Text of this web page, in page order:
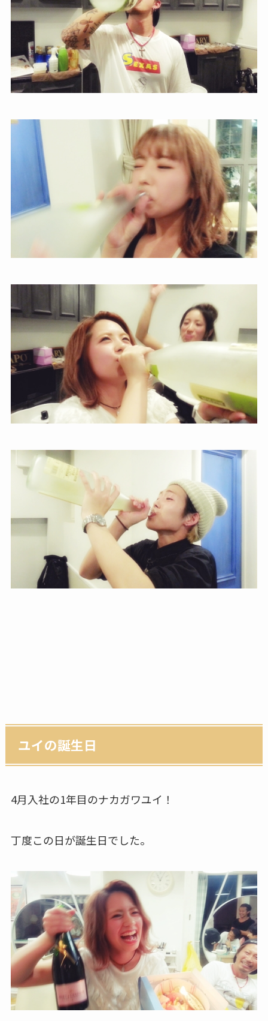
ユイの誕生日
4月入社の1年目のナカガワユイ！
丁度この日が誕生日でした。